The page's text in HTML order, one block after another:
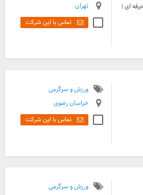
ای |
تهران
تماس با این شرکت
ورزش و سرگرمی
خراسان رضوی
تماس با این شرکت
ورزش و سرگرمی